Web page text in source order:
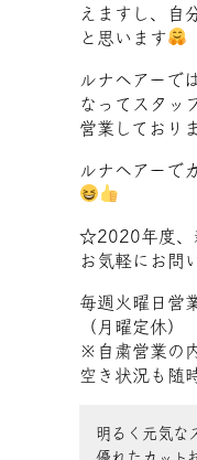
えますし、自
と思います
ルナヘアーで
なってスタッ
営業しており
ルナヘアーで
☆2020年度、
お気軽にお問
毎週火曜日営
（月曜定休）
※自粛営業の
空き状況も随
明るく元気な